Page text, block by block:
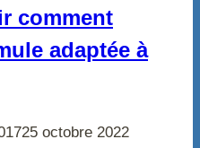
comment
adaptée à
25 octobre 2022